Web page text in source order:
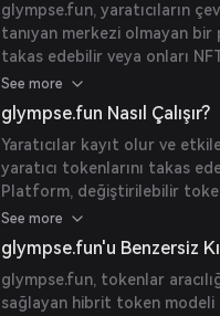
glympse.fun, yaratıcıların
tanıyan merkezi olmayan bir
takas edebilir veya onları
etkilerini paraya
dijital varlıklara yatırım
See more
glympse.fun Nasıl Çalışır?
Yaratıcılar kayıt olur ve
yaratıcı tokenlarını takas
Platform, değiştirilebilir
standardı kullanarak iki
glympse.fun haftalık
yaratıcıların en çok ilgi
See more
glympse.fun'u Benzersiz
glympse.fun, tokenlar
sağlayan hibrit token modeli